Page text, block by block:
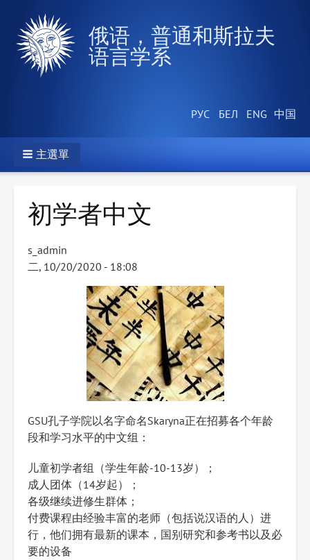
俄语，普通和斯拉夫
语言学系
主選單
初学者中文
s_admin
二, 10/20/2020 - 18:08
GSU孔子学院以名字命名Skaryna正在招募各个年龄
段和学习水平的中文组：
儿童初学者组（学生年龄-10-13岁）；
成人团体（14岁起）；
各级继续进修生群体；
付费课程由经验丰富的老师（包括说汉语的人）进
行，他们拥有最新的课本，国别研究和参考书以及必
要的设备